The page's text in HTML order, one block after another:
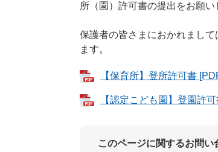
所（園）許可書の提出をお願
保護者の皆さまにおかれまし
ます。
【保育所】登所許可書
【認定こども園】登園許
このページに関するお問い